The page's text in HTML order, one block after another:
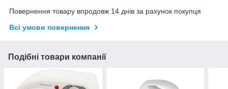
Повернення товару впродовж 14 днів за рахунок покупця
Всі умови повернення
Подібні товари компанії